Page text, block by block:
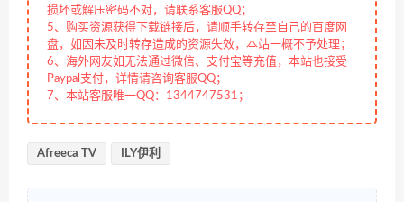
损坏或解压密码不对，请联系客服QQ；
5、购买资源获得下载链接后，请顺手转存至自己的百度网
盘，如因未及时转存造成的资源失效，本站一概不予处理；
6、海外网友如无法通过微信、支付宝等充值，本站也接受
Paypal支付，详情请咨询客服QQ；
7、本站客服唯一QQ：1344747531；
Afreeca TV ILY伊利